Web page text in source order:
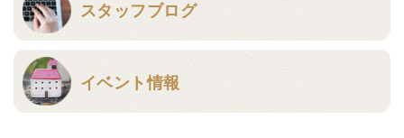
スタッフブログ
イベント情報